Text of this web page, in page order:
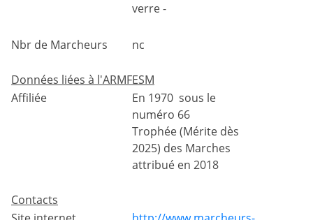
verre -
Nbr de Marcheurs nc
Données liées à l'ARMFESM
Affiliée
En 1970 sous le
numéro 66
Trophée (Mérite dès
2025) des Marches
attribué en 2018
Contacts